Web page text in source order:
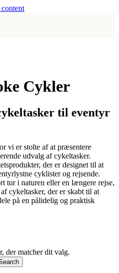
Cykler
til eventyr
vi er stolte af at præsentere
udvalg af cykeltasker.
der er designet til at
cyklister og rejsende.
tur i naturen eller en længere rejse,
cykeltasker, der er skabt til at
på en pålidelig og praktisk
der matcher dit valg.